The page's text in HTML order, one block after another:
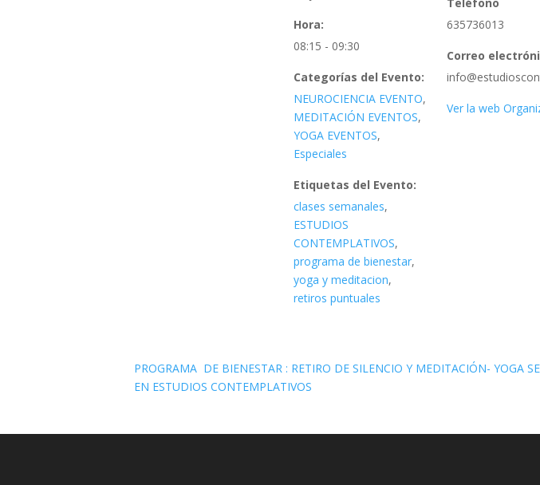
Hora:
08:15 - 09:30
Categorías del Evento:
NEUROCIENCIA EVENTO,
MEDITACIÓN EVENTOS,
YOGA EVENTOS,
Especiales
Etiquetas del Evento:
clases semanales,
ESTUDIOS
CONTEMPLATIVOS,
programa de bienestar,
yoga y meditacion,
retiros puntuales
635736013
Correo
Ver la web
PROGRAMA DE BIENESTAR : RETIRO DE SILENCIO Y MEDITACIÓN- YOGA
EN ESTUDIOS CONTEMPLATIVOS